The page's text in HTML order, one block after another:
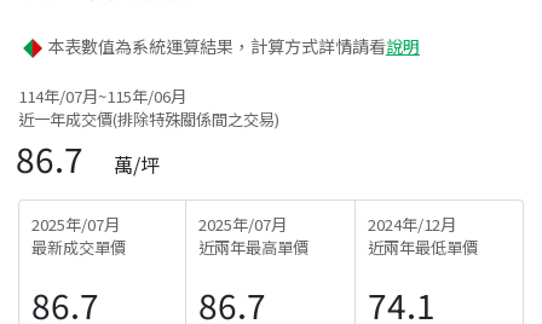
本表數值為系統運算結果，計算方式詳情請看說明
114年/07月~115年/06月
近一年成交價(排除特殊關係間之交易)
86.7 萬/坪
2025年/07月
最新成交單價
86.7
2025年/07月
近兩年最高單價
86.7
2024年/12月
近兩年最低單價
74.1